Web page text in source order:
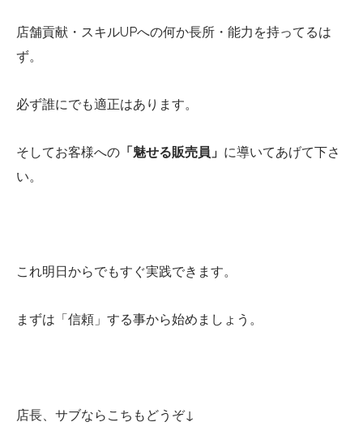
店舗貢献・スキルUPへの何か長所・能力を持ってるは
ず。
必ず誰にでも適正はあります。
そしてお客様への 「魅せる販売員」 に導いてあげて下さ
い。
これ明日からでもすぐ実践できます。
まずは「信頼」する事から始めましょう。
店長、サブならこちもどうぞ↓